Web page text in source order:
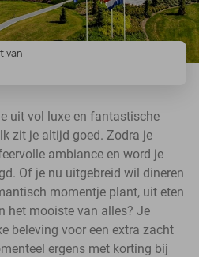
van
uit vol luxe en fantastische
zit je altijd goed. Zodra je
ambiance en word je
Of je nu uitgebreid wil dineren
momentje plant, uit eten
het mooiste van alles? Je
beleving voor een extra zacht
ergens met korting bij